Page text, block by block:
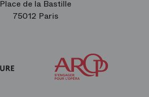
Place de la Bastille
75012 Paris